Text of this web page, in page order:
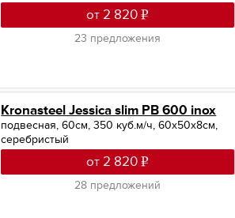
от 2 820
23 предложения
Kronasteel Jessica slim PB 600 inox
подвесная, 60см, 350 куб.м/ч, 60x50x8см,
серебристый
от 2 820
28 предложений